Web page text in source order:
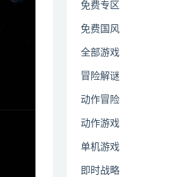
免费专区
免费国风
全部游戏
冒险解谜
动作冒险
动作游戏
单机游戏
即时战略